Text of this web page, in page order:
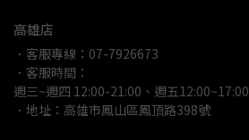
高雄店
．客服專線：07-7926673
．客服時間：
週三~週四 12:00-21:00、週五12:00~17:00
．地址：高雄市鳳山區鳳頂路398號